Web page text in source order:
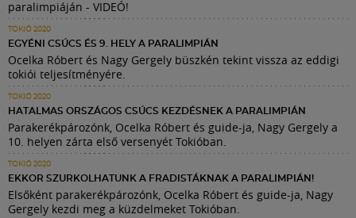
paralimpiáján - VIDEÓ!
TOKIÓ 2020
EGYÉNI CSÚCS ÉS 9. HELY A PARALIMPIÁN
Ocelka Róbert és Nagy Gergely büszkén tekint vissza az eddigi
tokiói teljesítményére.
TOKIÓ 2020
HATALMAS ORSZÁGOS CSÚCS KEZDÉSNEK A PARALIMPIÁN
Parakerékpározónk, Ocelka Róbert és guide-ja, Nagy Gergely a
10. helyen zárta első versenyét Tokióban.
TOKIÓ 2020
EKKOR SZURKOLHATUNK A FRADISTÁKNAK A PARALIMPIÁN!
Elsőként parakerékpározónk, Ocelka Róbert és guide-ja, Nagy
Gergely kezdi meg a küzdelmeket Tokióban.